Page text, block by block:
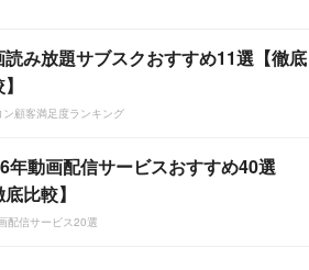
読み放題サブスクおすすめ11選【徹底
ン顧客満足度ランキング
年動画配信サービスおすすめ40選
底比較】
配信サービス20選